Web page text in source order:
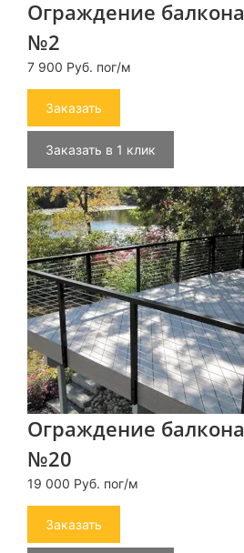
Ограждение балкона
№2
7 900 Руб. пог/м
Заказать
Заказать в 1 клик
Ограждение балкона
№20
19 000 Руб. пог/м
Заказать